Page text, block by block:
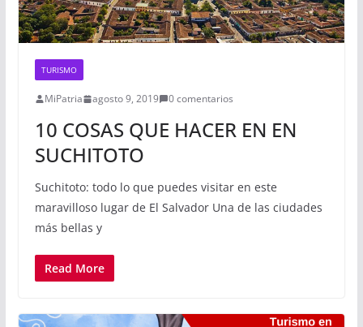
TURISMO
MiPatria agosto 9, 2019 0 comentarios
10 COSAS QUE HACER EN EN
SUCHITOTO
Suchitoto: todo lo que puedes visitar en este
maravilloso lugar de El Salvador Una de las ciudades
más bellas y
Read More